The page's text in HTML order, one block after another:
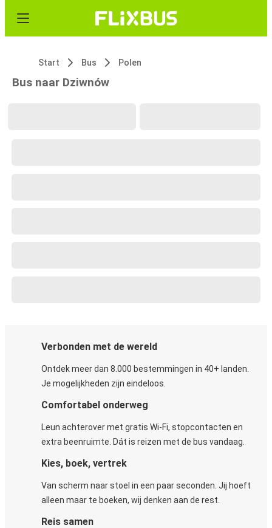
Start Bus Polen
Bus naar Dziwnów
Verbonden met de wereld
Ontdek meer dan 8.000 bestemmingen in 40+ landen.
Je mogelijkheden zijn eindeloos.
Comfortabel onderweg
Leun achterover met gratis Wi-Fi, stopcontacten en
extra beenruimte. Dát is reizen met de bus vandaag.
Kies, boek, vertrek
Van scherm naar stoel in een paar seconden. Jij hoeft
alleen maar te boeken, wij denken aan de rest.
Reis samen